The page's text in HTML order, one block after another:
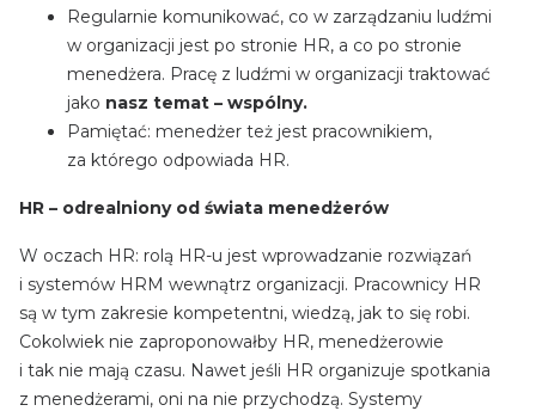
Regularnie komunikować, co w zarządzaniu ludźmi
w organizacji jest po stronie HR, a co po stronie
menedżera. Pracę z ludźmi w organizacji traktować
jako nasz temat – wspólny.
Pamiętać: menedżer też jest pracownikiem,
za którego odpowiada HR.
HR – odrealniony od świata menedżerów
W oczach HR: rolą HR-u jest wprowadzanie rozwiązań
i systemów HRM wewnątrz organizacji. Pracownicy HR
są w tym zakresie kompetentni, wiedzą, jak to się robi.
Cokolwiek nie zaproponowałby HR, menedżerowie
i tak nie mają czasu. Nawet jeśli HR organizuje spotkania
z menedżerami, oni na nie przychodzą. Systemy